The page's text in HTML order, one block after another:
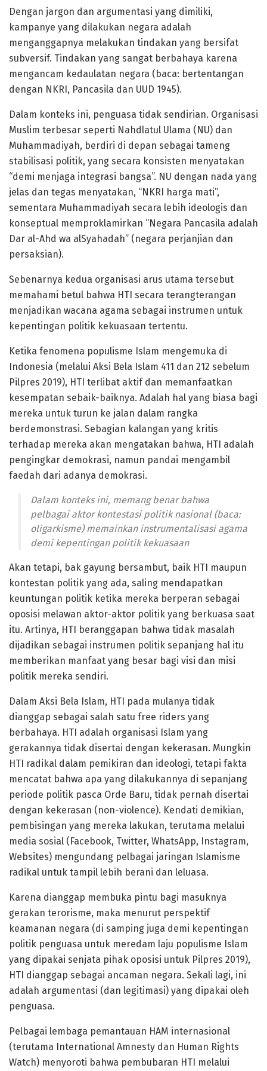
Dengan jargon dan argumentasi yang dimiliki,
kampanye yang dilakukan negara adalah
menganggapnya melakukan tindakan yang bersifat
subversif. Tindakan yang sangat berbahaya karena
mengancam kedaulatan negara (baca: bertentangan
dengan NKRI, Pancasila dan UUD 1945).
Dalam konteks ini, penguasa tidak sendirian. Organisasi
Muslim terbesar seperti Nahdlatul Ulama (NU) dan
Muhammadiyah, berdiri di depan sebagai tameng
stabilisasi politik, yang secara konsisten menyatakan
“demi menjaga integrasi bangsa”. NU dengan nada yang
jelas dan tegas menyatakan, “NKRI harga mati”,
sementara Muhammadiyah secara lebih ideologis dan
konseptual memproklamirkan “Negara Pancasila adalah
Dar al-Ahd wa alSyahadah” (negara perjanjian dan
persaksian).
Sebenarnya kedua organisasi arus utama tersebut
memahami betul bahwa HTI secara terangterangan
menjadikan wacana agama sebagai instrumen untuk
kepentingan politik kekuasaan tertentu.
Ketika fenomena populisme Islam mengemuka di
Indonesia (melalui Aksi Bela Islam 411 dan 212 sebelum
Pilpres 2019), HTI terlibat aktif dan memanfaatkan
kesempatan sebaik-baiknya. Adalah hal yang biasa bagi
mereka untuk turun ke jalan dalam rangka
berdemonstrasi. Sebagian kalangan yang kritis
terhadap mereka akan mengatakan bahwa, HTI adalah
pengingkar demokrasi, namun pandai mengambil
faedah dari adanya demokrasi.
Dalam konteks ini, memang benar bahwa
pelbagai aktor kontestasi politik nasional (baca:
oligarkisme) memainkan instrumentalisasi agama
demi kepentingan politik kekuasaan
Akan tetapi, bak gayung bersambut, baik HTI maupun
kontestan politik yang ada, saling mendapatkan
keuntungan politik ketika mereka berperan sebagai
oposisi melawan aktor-aktor politik yang berkuasa saat
itu. Artinya, HTI beranggapan bahwa tidak masalah
dijadikan sebagai instrumen politik sepanjang hal itu
memberikan manfaat yang besar bagi visi dan misi
politik mereka sendiri.
Dalam Aksi Bela Islam, HTI pada mulanya tidak
dianggap sebagai salah satu free riders yang
berbahaya. HTI adalah organisasi Islam yang
gerakannya tidak disertai dengan kekerasan. Mungkin
HTI radikal dalam pemikiran dan ideologi, tetapi fakta
mencatat bahwa apa yang dilakukannya di sepanjang
periode politik pasca Orde Baru, tidak pernah disertai
dengan kekerasan (non-violence). Kendati demikian,
pembisingan yang mereka lakukan, terutama melalui
media sosial (Facebook, Twitter, WhatsApp, Instagram,
Websites) mengundang pelbagai jaringan Islamisme
radikal untuk tampil lebih berani dan leluasa.
Karena dianggap membuka pintu bagi masuknya
gerakan terorisme, maka menurut perspektif
keamanan negara (di samping juga demi kepentingan
politik penguasa untuk meredam laju populisme Islam
yang dipakai senjata pihak oposisi untuk Pilpres 2019),
HTI dianggap sebagai ancaman negara. Sekali lagi, ini
adalah argumentasi (dan legitimasi) yang dipakai oleh
penguasa.
Pelbagai lembaga pemantauan HAM internasional
(terutama International Amnesty dan Human Rights
Watch) menyoroti bahwa pembubaran HTI melalui